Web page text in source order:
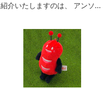
紹介いたしますのは、 アンソ...